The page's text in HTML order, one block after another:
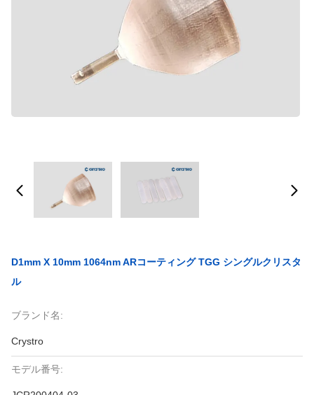
D1mm X 10mm 1064nm ARコーティング TGG シングルクリスタ
ル
ブランド名:
Crystro
モデル番号: